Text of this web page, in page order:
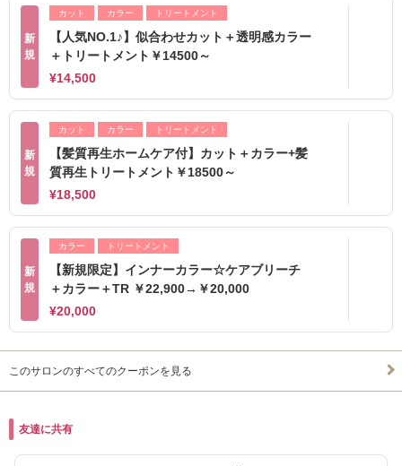
新
規
カット カラー トリートメント
【人気NO.1♪】似合わせカット＋透明感カラー
＋トリートメント￥14500～
¥14,500
新
規
カット カラー トリートメント
【髪質再生ホームケア付】カット＋カラー+髪
質再生トリートメント￥18500～
¥18,500
新
規
カラー トリートメント
【新規限定】インナーカラー☆ケアブリーチ
＋カラー＋TR ￥22,900→￥20,000
¥20,000
このサロンのすべてのクーポンを見る
友達に共有